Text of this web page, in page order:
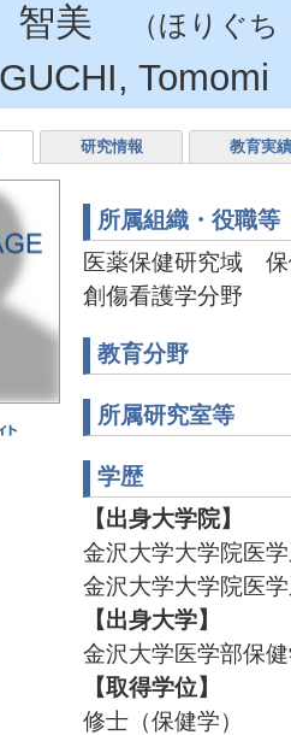
智美 （ほりぐ
Tomomi
研究情報 教育実績
所属組織・役職等
医薬保健研究域 保
創傷看護学分野
教育分野
所属研究室等
学歴
【出身大学院】
金沢大学大学院医
金沢大学大学院医
【出身大学】
金沢大学医学部
【取得学位】
修士（保健学）